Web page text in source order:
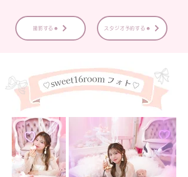
撮影する☻ スタジオ予約する☻